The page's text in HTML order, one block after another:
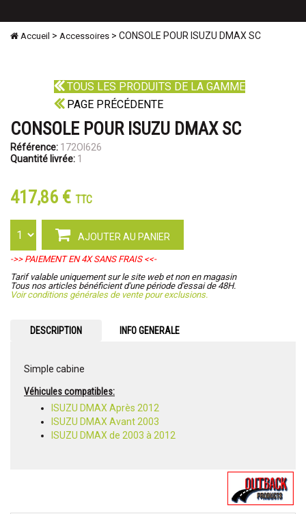
Accueil > Accessoires > CONSOLE POUR ISUZU DMAX SC
TOUS LES PRODUITS DE LA GAMME
PAGE PRÉCÉDENTE
CONSOLE POUR ISUZU DMAX SC
Référence: 172OI626
Quantité livrée: 1
417,86 € TTC
AJOUTER AU PANIER
->> PAIEMENT EN 4X SANS FRAIS <<-
Tarif valable uniquement sur le site web et non en magasin
Tous nos articles bénéficient d'une période d'essai de 48H.
Voir conditions générales de vente pour exclusions.
DESCRIPTION INFO GENERALE
Simple cabine
Véhicules compatibles:
ISUZU DMAX Après 2012
ISUZU DMAX Avant 2003
ISUZU DMAX de 2003 à 2012